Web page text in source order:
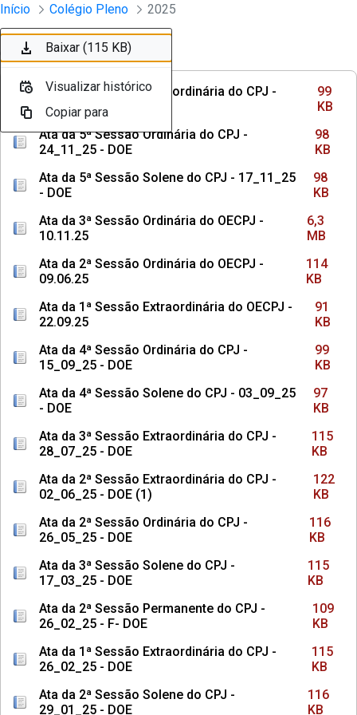
Pular para o Conteúdo principal
Sessões e Reuniões - Documentos
Início Colégio Pleno 2025
Ordenar Filtro
Ata da 4ª Sessão Extraordinária do CPJ -
01_12_25 - DOE
99
KB
Ata da 5ª Sessão Ordinária do CPJ -
24_11_25 - DOE
98
KB
Ata da 5ª Sessão Solene do CPJ - 17_11_25
- DOE
98
KB
Ata da 3ª Sessão Ordinária do OECPJ -
10.11.25
6,3
MB
Ata da 2ª Sessão Ordinária do OECPJ -
09.06.25
114
KB
Ata da 1ª Sessão Extraordinária do OECPJ -
22.09.25
91
KB
Ata da 4ª Sessão Ordinária do CPJ -
15_09_25 - DOE
99
KB
Ata da 4ª Sessão Solene do CPJ - 03_09_25
- DOE
97
KB
Ata da 3ª Sessão Extraordinária do CPJ -
28_07_25 - DOE
115
KB
Ata da 2ª Sessão Extraordinária do CPJ -
02_06_25 - DOE (1)
122
KB
Ata da 2ª Sessão Ordinária do CPJ -
26_05_25 - DOE
116
KB
Ata da 3ª Sessão Solene do CPJ -
17_03_25 - DOE
115
KB
Ata da 2ª Sessão Permanente do CPJ -
26_02_25 - F- DOE
109
KB
Ata da 1ª Sessão Extraordinária do CPJ -
26_02_25 - DOE
115
KB
Ata da 2ª Sessão Solene do CPJ -
29_01_25 - DOE
116
KB
Baixar (99 KB)
Visualizar histórico
Copiar para
Baixar (98 KB)
Visualizar histórico
Copiar para
Baixar (98 KB)
Visualizar histórico
Copiar para
Baixar (6,3 MB)
Visualizar histórico
Copiar para
Baixar (114 KB)
Visualizar histórico
Copiar para
Baixar (91 KB)
Visualizar histórico
Copiar para
Baixar (99 KB)
Visualizar histórico
Copiar para
Baixar (97 KB)
Visualizar histórico
Copiar para
Baixar (115 KB)
Visualizar histórico
Copiar para